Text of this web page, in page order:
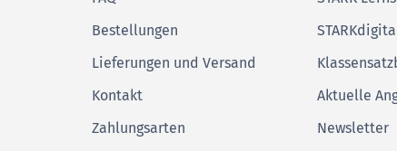
Bestellungen
Lieferungen und Versand
Kontakt
Zahlungsarten
Aktuelle
Newsletter